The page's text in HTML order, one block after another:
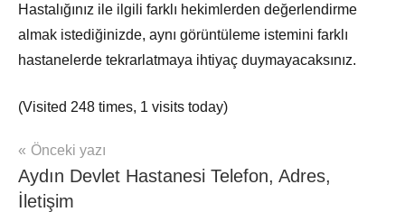
Hastalığınız ile ilgili farklı hekimlerden değerlendirme
almak istediğinizde, aynı görüntüleme istemini farklı
hastanelerde tekrarlatmaya ihtiyaç duymayacaksınız.
(Visited 248 times, 1 visits today)
mhrs
Yazı
gezinmesi
Önceki yazı
Aydın Devlet Hastanesi Telefon, Adres,
İletişim